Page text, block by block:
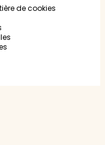
de cookies